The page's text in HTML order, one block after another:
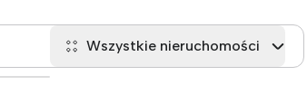
Wszystkie nieruchomości